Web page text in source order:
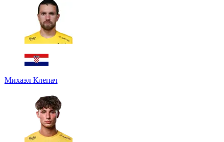
Михаэл Клепач